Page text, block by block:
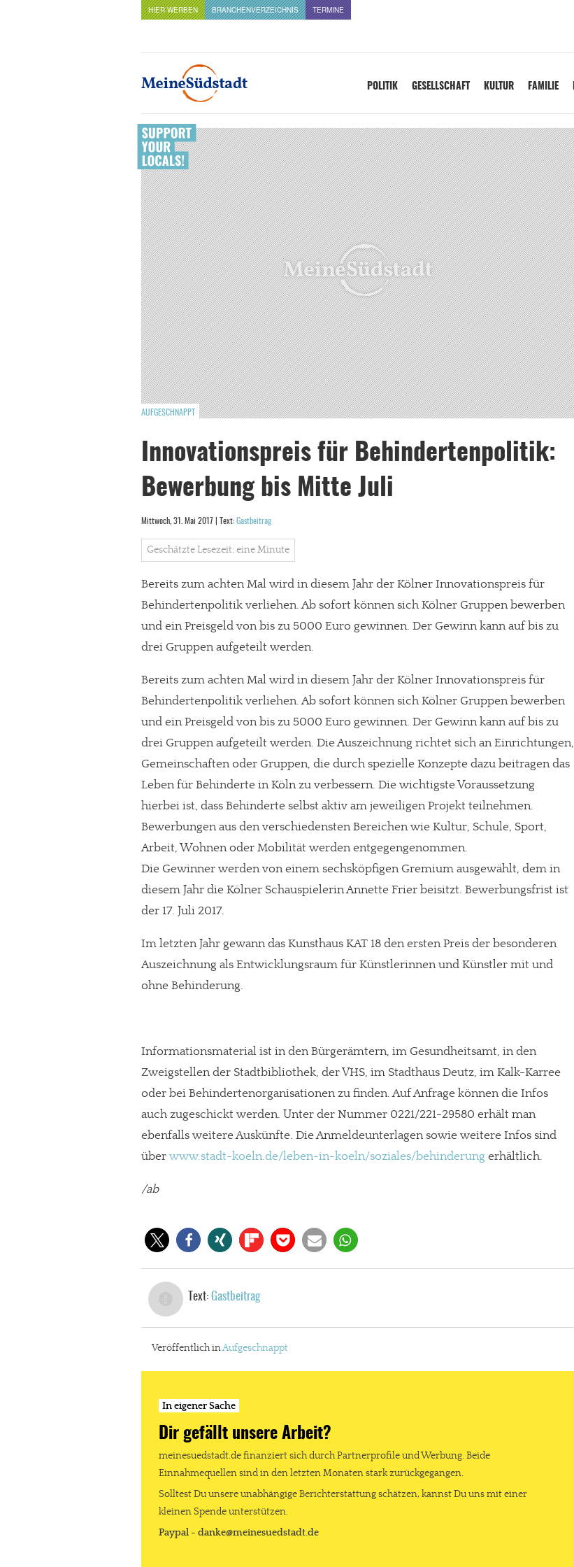
In eigener Sache
Dir gefällt unsere Arbeit?
HIER WERBEN BRANCHENVERZEICHNIS TERMINE
POLITIK GESELLSCHAFT KULTUR FAMILIE
AUFGESCHNAPPT
Innovationspreis für Behindertenpolitik:
Bewerbung bis Mitte Juli
Mittwoch, 31. Mai 2017 | Text: Gastbeitrag
Geschätzte Lesezeit: eine Minute
Bereits zum achten Mal wird in diesem Jahr der Kölner Innovationspreis für
Behindertenpolitik verliehen. Ab sofort können sich Kölner Gruppen bewerben
und ein Preisgeld von bis zu 5000 Euro gewinnen. Der Gewinn kann auf bis zu
drei Gruppen aufgeteilt werden.
Bereits zum achten Mal wird in diesem Jahr der Kölner Innovationspreis für
Behindertenpolitik verliehen. Ab sofort können sich Kölner Gruppen bewerben
und ein Preisgeld von bis zu 5000 Euro gewinnen. Der Gewinn kann auf bis zu
drei Gruppen aufgeteilt werden. Die Auszeichnung richtet sich an Einrichtungen,
Gemeinschaften oder Gruppen, die durch spezielle Konzepte dazu beitragen das
Leben für Behinderte in Köln zu verbessern. Die wichtigste Voraussetzung
hierbei ist, dass Behinderte selbst aktiv am jeweiligen Projekt teilnehmen.
Bewerbungen aus den verschiedensten Bereichen wie Kultur, Schule, Sport,
Arbeit, Wohnen oder Mobilität werden entgegengenommen.
Die Gewinner werden von einem sechsköpfigen Gremium ausgewählt, dem in
diesem Jahr die Kölner Schauspielerin Annette Frier beisitzt. Bewerbungsfrist ist
der 17. Juli 2017.
Im letzten Jahr gewann das Kunsthaus KAT 18 den ersten Preis der besonderen
Auszeichnung als Entwicklungsraum für Künstlerinnen und Künstler mit und
ohne Behinderung.
Informationsmaterial ist in den Bürgerämtern, im Gesundheitsamt, in den
Zweigstellen der Stadtbibliothek, der VHS, im Stadthaus Deutz, im Kalk-Karree
oder bei Behindertenorganisationen zu finden. Auf Anfrage können die Infos
auch zugeschickt werden. Unter der Nummer 0221/221-29580 erhält man
ebenfalls weitere Auskünfte. Die Anmeldeunterlagen sowie weitere Infos sind
über www.stadt-koeln.de/leben-in-koeln/soziales/behinderung erhältlich.
/ab
Text: Gastbeitrag
Veröffentlich inAufgeschnappt
In eigener Sache
Dir gefällt unsere Arbeit?
meinesuedstadt.de finanziert sich durch Partnerprofile und Werbung. Beide
Einnahmequellen sind in den letzten Monaten stark zurückgegangen.
Solltest Du unsere unabhängige Berichterstattung schätzen, kannst Du uns mit einer
kleinen Spende unterstützen.
Paypal - danke@meinesuedstadt.de